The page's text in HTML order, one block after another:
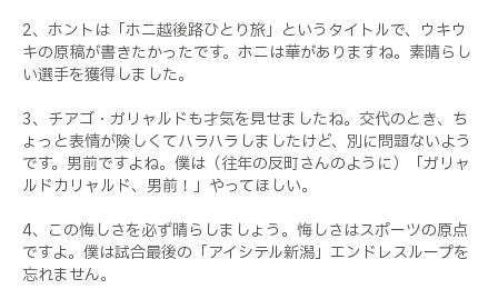
2、ホントは「ホニ越後路ひとり旅」というタイトルで、ウキウ
キの原稿が書きたかったです。ホニは華がありますね。素晴らし
い選手を獲得しました。
3、チアゴ・ガリャルドも才気を見せましたね。交代のとき、ち
ょっと表情が険しくてハラハラしましたけど、別に問題ないよう
です。男前ですよね。僕は（往年の反町さんのように）「ガリャ
ルドカリャルド、男前！」やってほしい。
4、この悔しさを必ず晴らしましょう。悔しさはスポーツの原点
ですよ。僕は試合最後の「アイシテル新潟」エンドレスループを
忘れません。